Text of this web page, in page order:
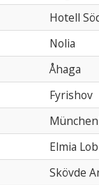
Hotell
Nolia
Åhaga
Fyrishov
Elmia
Skövde